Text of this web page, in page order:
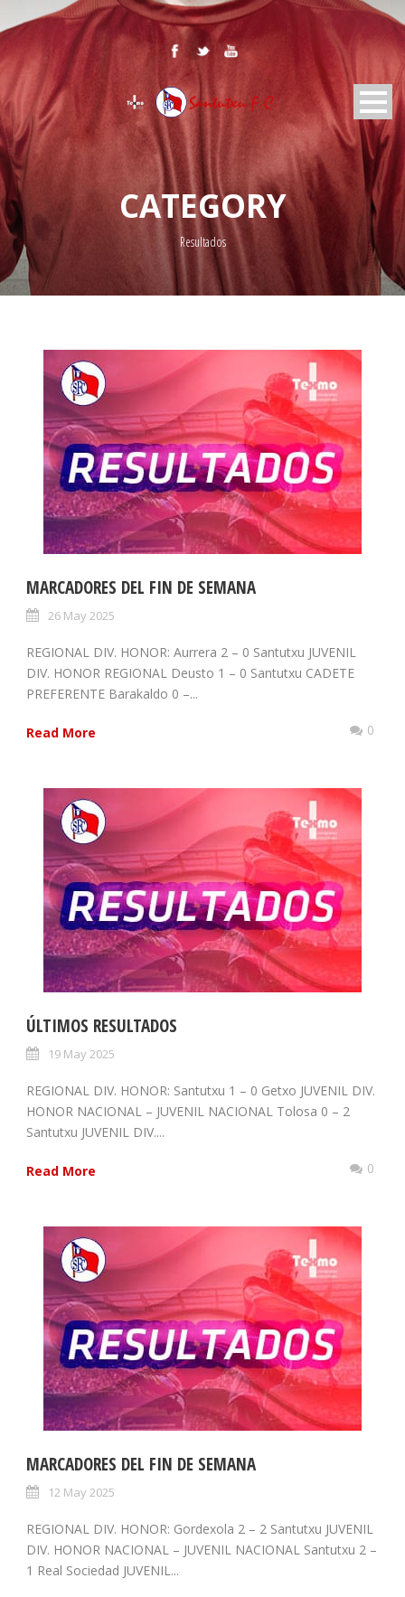
CATEGORY
Resultados
MARCADORES DEL FIN DE SEMANA
26 May 2025
REGIONAL DIV. HONOR: Aurrera 2 – 0 Santutxu JUVENIL
DIV. HONOR REGIONAL Deusto 1 – 0 Santutxu CADETE
PREFERENTE Barakaldo 0 –...
Read More 0
ÚLTIMOS RESULTADOS
19 May 2025
REGIONAL DIV. HONOR: Santutxu 1 – 0 Getxo JUVENIL DIV.
HONOR NACIONAL – JUVENIL NACIONAL Tolosa 0 – 2
Santutxu JUVENIL DIV....
Read More 0
MARCADORES DEL FIN DE SEMANA
12 May 2025
REGIONAL DIV. HONOR: Gordexola 2 – 2 Santutxu JUVENIL
DIV. HONOR NACIONAL – JUVENIL NACIONAL Santutxu 2 –
1 Real Sociedad JUVENIL...